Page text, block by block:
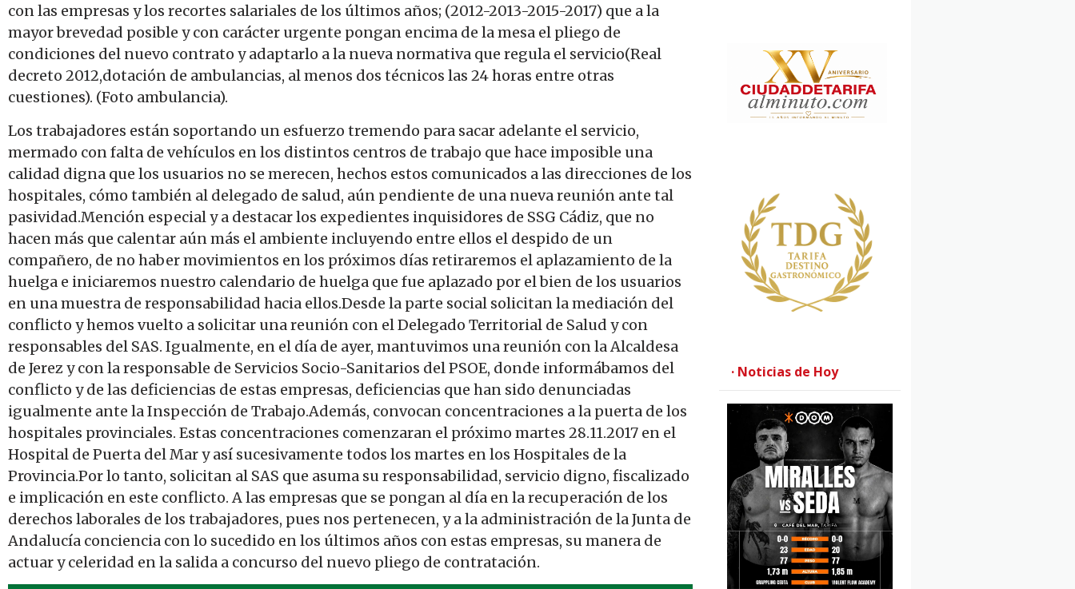
con las empresas y los recortes salariales de los últimos años; (2012-2013-2015-2017) que a la
mayor brevedad posible y con carácter urgente pongan encima de la mesa el pliego de
condiciones del nuevo contrato y adaptarlo a la nueva normativa que regula el servicio(Real
decreto 2012,dotación de ambulancias, al menos dos técnicos las 24 horas entre otras
cuestiones). (Foto ambulancia).
Los trabajadores están soportando un esfuerzo tremendo para sacar adelante el servicio,
mermado con falta de vehículos en los distintos centros de trabajo que hace imposible una
calidad digna que los usuarios no se merecen, hechos estos comunicados a las direcciones de los
hospitales, cómo también al delegado de salud, aún pendiente de una nueva reunión ante tal
pasividad.Mención especial y a destacar los expedientes inquisidores de SSG Cádiz, que no
hacen más que calentar aún más el ambiente incluyendo entre ellos el despido de un
compañero, de no haber movimientos en los próximos días retiraremos el aplazamiento de la
huelga e iniciaremos nuestro calendario de huelga que fue aplazado por el bien de los usuarios
en una muestra de responsabilidad hacia ellos.Desde la parte social solicitan la mediación del
conflicto y hemos vuelto a solicitar una reunión con el Delegado Territorial de Salud y con
responsables del SAS. Igualmente, en el día de ayer, mantuvimos una reunión con la Alcaldesa
de Jerez y con la responsable de Servicios Socio-Sanitarios del PSOE, donde informábamos del
conflicto y de las deficiencias de estas empresas, deficiencias que han sido denunciadas
igualmente ante la Inspección de Trabajo.Además, convocan concentraciones a la puerta de los
hospitales provinciales. Estas concentraciones comenzaran el próximo martes 28.11.2017 en el
Hospital de Puerta del Mar y así sucesivamente todos los martes en los Hospitales de la
Provincia.Por lo tanto, solicitan al SAS que asuma su responsabilidad, servicio digno, fiscalizado
e implicación en este conflicto. A las empresas que se pongan al día en la recuperación de los
derechos laborales de los trabajadores, pues nos pertenecen, y a la administración de la Junta de
Andalucía conciencia con lo sucedido en los últimos años con estas empresas, su manera de
actuar y celeridad en la salida a concurso del nuevo pliego de contratación.
· Noticias de Hoy